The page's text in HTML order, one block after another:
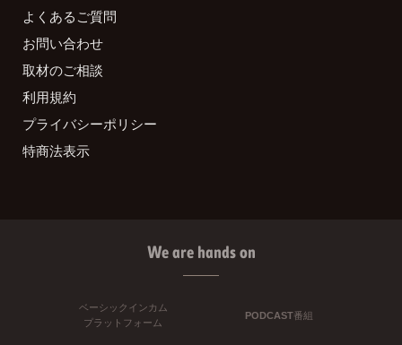
よくあるご質問
お問い合わせ
取材のご相談
利用規約
プライバシーポリシー
特商法表示
We are hands on
ベーシックインカム
プラットフォーム
PODCAST番組